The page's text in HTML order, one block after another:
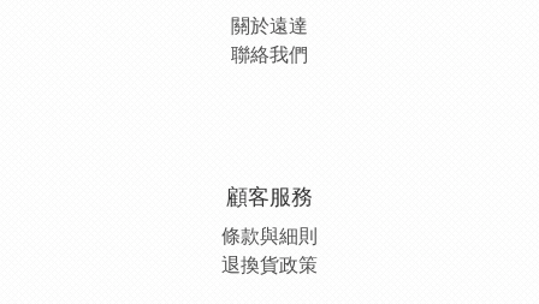
關於遠達
聯絡我們
顧客服務
條款與細則
退換貨政策